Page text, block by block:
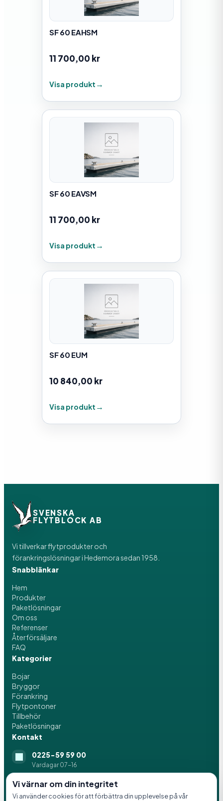
Vi värnar om din integritet
Vi använder cookies för att förbättra din upplevelse på vår
SF 60 EAHSM
11 700,00 kr
Visa produkt
SF 60 EAVSM
11 700,00 kr
Visa produkt
SF 60 EUM
10 840,00 kr
Visa produkt
SVENSKA
FLYTBLOCK AB
Vi tillverkar flytprodukter och
förankringslösningar i Hedemora sedan 1958.
Snabblänkar
Hem
Produkter
Paketlösningar
Om oss
Referenser
Återförsäljare
FAQ
Kategorier
Bojar
Bryggor
Förankring
Flytpontoner
Tillbehör
Paketlösningar
Kontakt
0225-59 59 00
Vardagar 07-16
info@svenskaflytblock.se